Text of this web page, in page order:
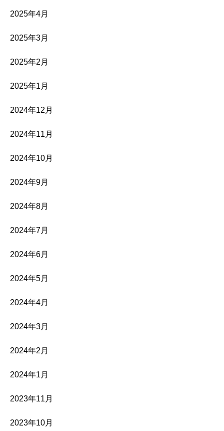
2025年4月
2025年3月
2025年2月
2025年1月
2024年12月
2024年11月
2024年10月
2024年9月
2024年8月
2024年7月
2024年6月
2024年5月
2024年4月
2024年3月
2024年2月
2024年1月
2023年11月
2023年10月